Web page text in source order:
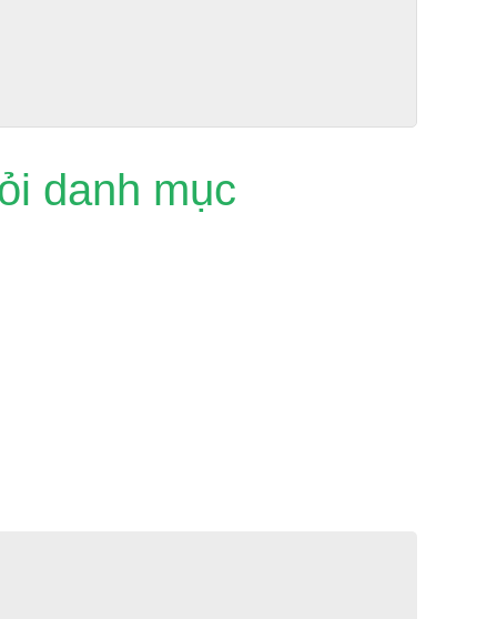
danh mục
là chuyển từ danh mục đã cho sang danh mục với số
dụng đối với watchlists, favorites, và index categories.